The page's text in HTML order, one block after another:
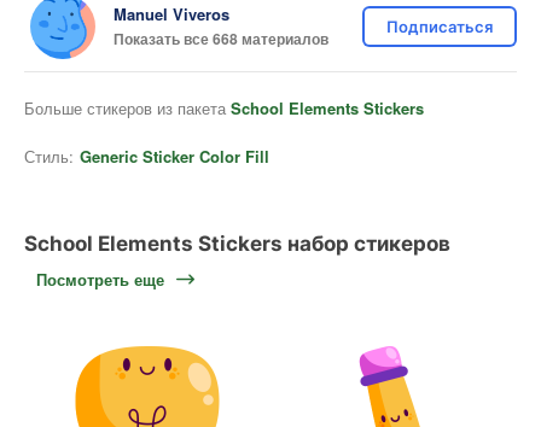
Manuel Viveros
Показать все 668 материалов
Подписаться
Больше стикеров из пакета School Elements Stickers
Стиль: Generic Sticker Color Fill
School Elements Stickers набор стикеров
Посмотреть еще